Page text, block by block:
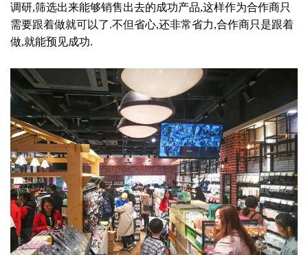
调研,筛选出来能够销售出去的成功产品,这样作为合作商只
需要跟着做就可以了.不但省心,还非常省力,合作商只是跟着
做,就能预见成功.